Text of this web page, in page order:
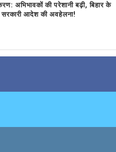
अभिभावकों की परेशानी बढ़ी, बिहार के
आदेश की अवहेलना!